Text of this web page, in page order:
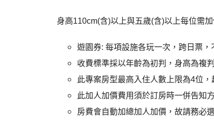
身高110cm(含)以上與五歲(含)以上每位需
遊園券: 每項設施各玩一次，跨日票，
收費標準採以年齡為初判，身高為複
此專案房型最高入住人數上限為4位
此加人加價費用須於訂房時一併告知
房費會自動加總加人加價，故請務必